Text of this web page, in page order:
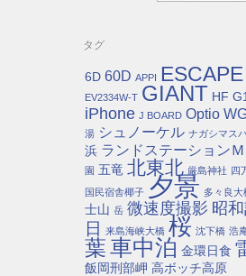
タグ
6D 60D APPI
EV2334W-T GIANT HF
iPhone J BOARD Optio
湯 シュノーケル ナガシマス
浜 ランドステーションＭ
園 五竜 北東北 厳島神社 四
国民宿舎椰子 夕景 多々良大
士山 岳 微速度撮影 昭
日
来島海峡大橋 桜 沈下橋 浩
葉車中泊 金環日食
飯岡刑部岬 高ボッチ高原